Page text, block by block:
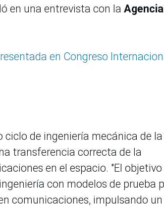
en una entrevista con la Agencia
en Congreso
de ingeniería mecánica de
transferencia correcta de la
en el espacio. "El objetivo
con modelos de prueba
comunicaciones, impulsando un